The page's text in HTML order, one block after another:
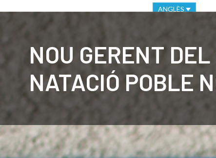
ANGLÈS
NOU GERENT
NATACIÓ POBLE